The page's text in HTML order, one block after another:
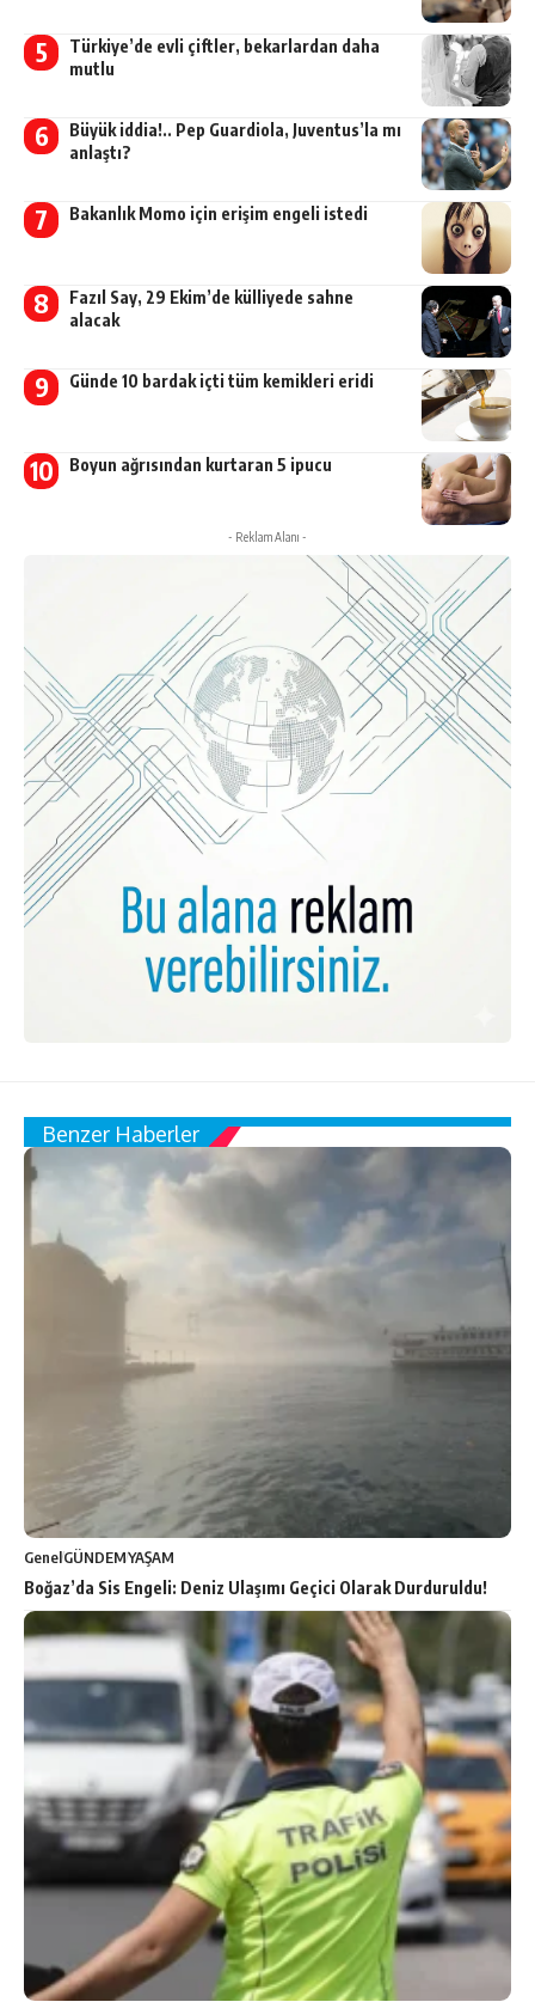
Türkiye’de evli çiftler, bekarlardan daha
mutlu
Büyük iddia!.. Pep Guardiola, Juventus’la mı
anlaştı?
Bakanlık Momo için erişim engeli istedi
Fazıl Say, 29 Ekim’de külliyede sahne
alacak
Günde 10 bardak içti tüm kemikleri eridi
Boyun ağrısından kurtaran 5 ipucu
- Reklam Alanı -
Benzer Haberler
GenelGÜNDEMYAŞAM
Boğaz’da Sis Engeli: Deniz Ulaşımı Geçici Olarak Durduruldu!